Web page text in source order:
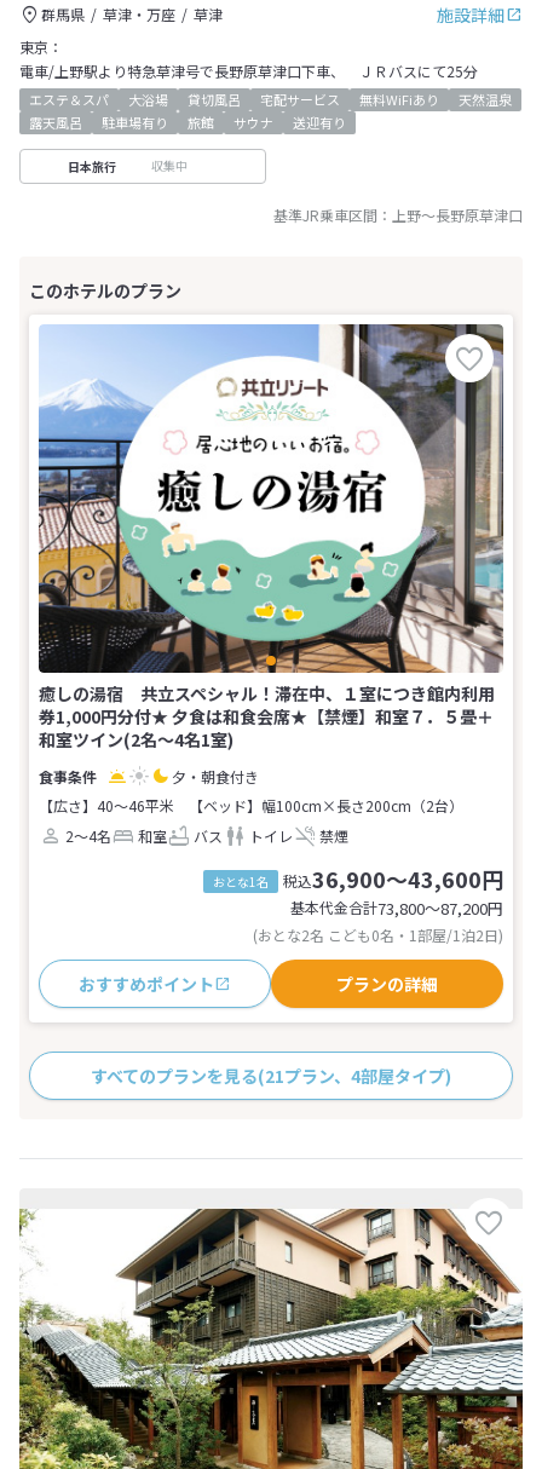
施設詳細
群馬県 草津・万座
草津
東京：
電車/上野駅より特急草津号で長野原草津口下車、 ＪＲバスにて25分
エステ＆スパ 大浴場 貸切風呂 宅配サービス 無料WiFiあり
天然温泉
露天風呂
駐車場有り 旅館 サウナ 送迎有り
日本旅行 収集中
基準JR乗車区間： 上野～長野原草津口
癒しの湯宿 共立スペシャル！滞在中、１室につき館内利用
券1,000円分付★ 夕食は和食会席★【禁煙】和室７．５畳＋
和室ツイン(2名～4名1室)
夕・朝食付き
【広さ】40～46平米
【ベッド】幅100cm×長さ200cm（2台）
2～4名
和室 バス トイレ 禁煙
おとな1名 税込36,900～43,600円
基本代金合計73,800〜87,200円
(おとな2名 こども0名・1部屋/1泊2日)
おすすめポイント プランの詳細
すべてのプランを見る(21プラン、4部屋タイプ)